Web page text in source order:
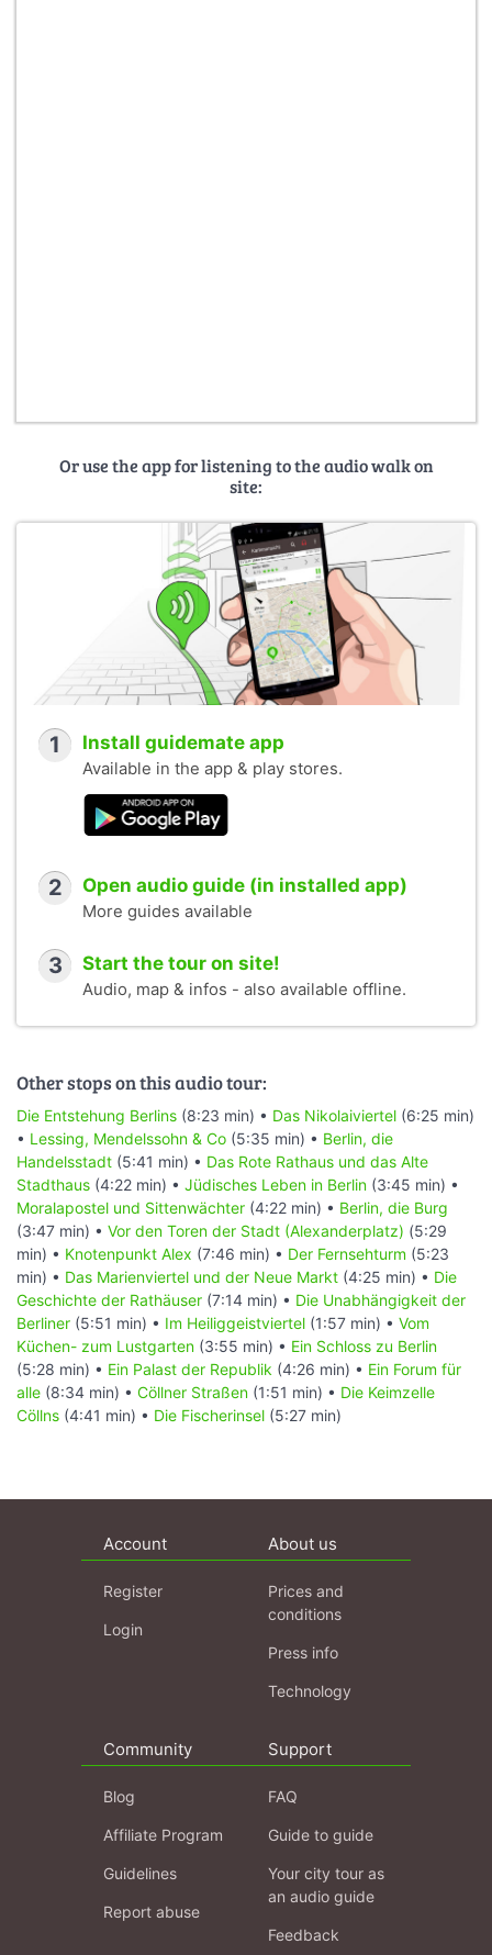
Or use the app for listening to the audio walk on
site:
1 Install guidemate app
Available in the app & play stores.
2 Open audio guide (in installed app)
More guides available
3 Start the tour on site!
Audio, map & infos - also available offline.
Other stops on this audio tour:
Die Entstehung Berlins (8:23 min) • Das Nikolaiviertel (6:25 min)
• Lessing, Mendelssohn & Co (5:35 min) • Berlin, die
Handelsstadt (5:41 min) • Das Rote Rathaus und das Alte
Stadthaus (4:22 min) • Jüdisches Leben in Berlin (3:45 min) •
Moralapostel und Sittenwächter (4:22 min) • Berlin, die Burg
(3:47 min) • Vor den Toren der Stadt (Alexanderplatz) (5:29
min) • Knotenpunkt Alex (7:46 min) • Der Fernsehturm (5:23
min) • Das Marienviertel und der Neue Markt (4:25 min) • Die
Geschichte der Rathäuser (7:14 min) • Die Unabhängigkeit der
Berliner (5:51 min) • Im Heiliggeistviertel (1:57 min) • Vom
Küchen- zum Lustgarten (3:55 min) • Ein Schloss zu Berlin
(5:28 min) • Ein Palast der Republik (4:26 min) • Ein Forum für
alle (8:34 min) • Cöllner Straßen (1:51 min) • Die Keimzelle
Cöllns (4:41 min) • Die Fischerinsel (5:27 min)
Account
Register
Login
About us
Prices and
conditions
Press info
Technology
Community
Blog
Affiliate Program
Guidelines
Report abuse
Support
FAQ
Guide to guide
Your city tour as
an audio guide
Feedback